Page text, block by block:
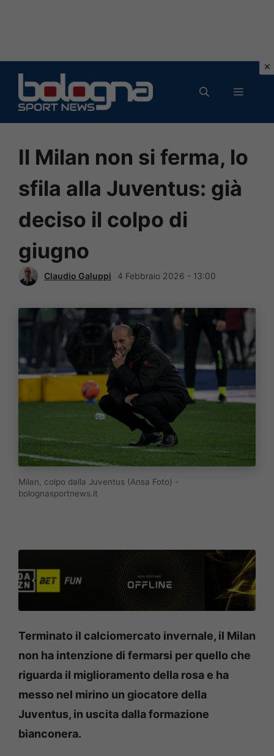
contenuto
MENU
Il Milan non si ferma, lo
sfila alla Juventus: già
deciso il colpo di
giugno
Claudio Galuppi 4 Febbraio 2026 - 13:00
Milan, colpo dalla Juventus (Ansa Foto) -
bolognasportnews.it
Terminato il calciomercato invernale, il Milan
non ha intenzione di fermarsi per quello che
riguarda il miglioramento della rosa e ha
messo nel mirino un giocatore della
Juventus, in uscita dalla formazione
bianconera.